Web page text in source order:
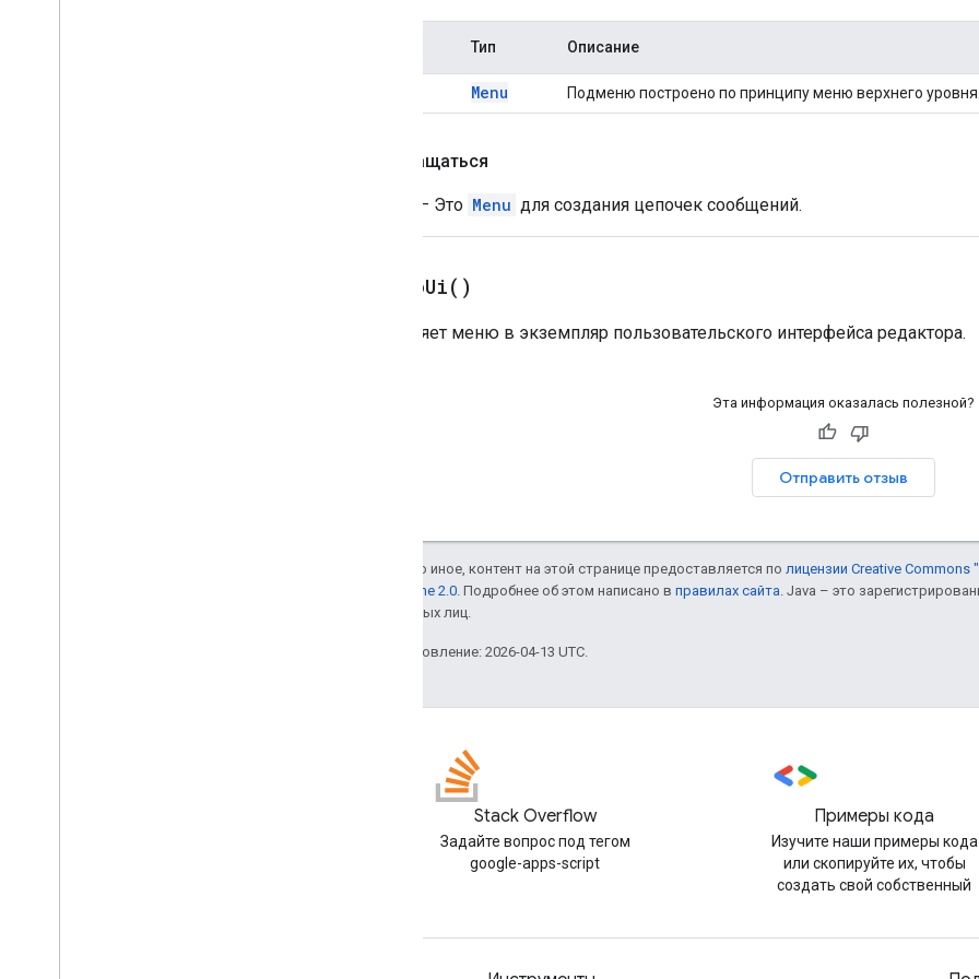
Тип Описание
Menu Подменю построено по принципу меню верхнего
Возвращаться
— Это Menu для создания цепочек сообщений.
ToUi( )
Вставляет меню в экземпляр пользовательского интерфейса редактора.
Эта информация оказалась полезной?
Отправить отзыв
Если не указано иное, контент на этой странице предоставляется по лицензии Creative
лицензии Apache 2.0 . Подробнее об этом написано в правилах сайта . Java – это
аффилированных лиц.
Последнее обновление: 2026-04-13 UTC.
Stack Overflow
Задайте вопрос под тегом
google-apps-script
Примеры кода
Изучите наши примеры кода
или скопируйте их, чтобы
создать свой собственный